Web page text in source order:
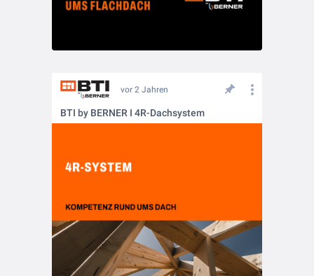
vor 2 Jahren
BTI by BERNER I 4R-Dachsystem